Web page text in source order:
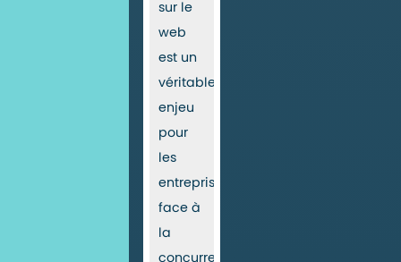
sur le
web
est un
véritable
enjeu
pour
les
entreprises :
face à
la
concurrence